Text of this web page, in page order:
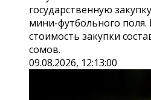
государственную
мини-футбольного поля.
стоимость закупки
сомов.
09.08.2026, 12:13:00